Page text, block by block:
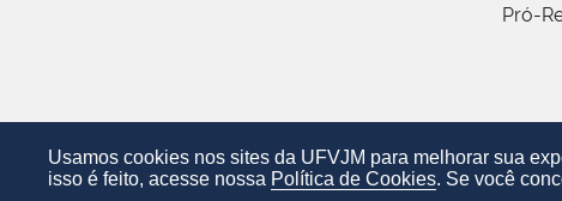
Usamos cookies nos sites da UFVJM para melhorar sua
isso é feito, acesse nossa Política de Cookies. Se você
Pró-